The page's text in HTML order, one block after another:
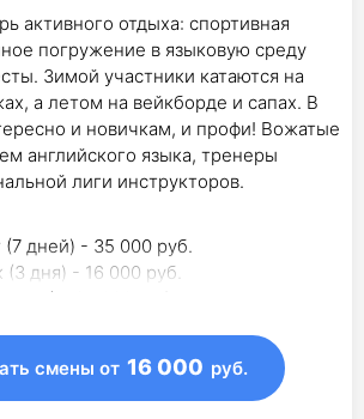
активного отдыха: спортивная
погружение в языковую среду
Зимой участники катаются на
а летом на вейкборде и сапах. В
и новичкам, и профи! Вожатые
английского языка, тренеры
лиги инструкторов.
(7 дней) - 35 000 руб.
дня) - 16 000 руб.
- 35 000 руб.
смены от 16 000 руб.